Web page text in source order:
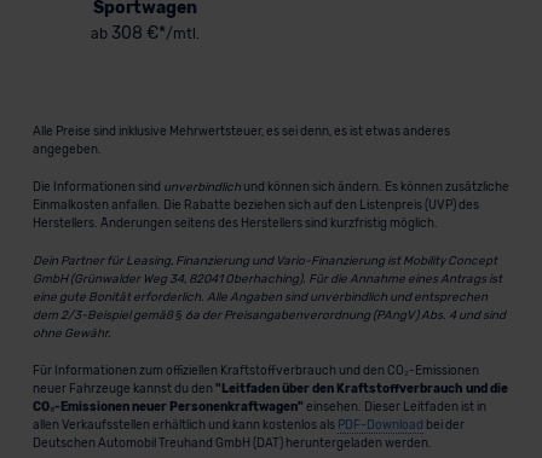
Sportwagen
ab 308 €*/mtl.
Alle Preise sind inklusive Mehrwertsteuer, es sei denn, es ist etwas anderes
angegeben.
Die Informationen sind unverbindlichund können sich ändern. Es können zusätzliche
Einmalkosten anfallen. Die Rabatte beziehen sich auf den Listenpreis (UVP) des
Herstellers. Änderungen seitens des Herstellers sind kurzfristig möglich.
Dein Partner für Leasing, Finanzierung und Vario-Finanzierung ist Mobility Concept
GmbH (Grünwalder Weg 34, 82041 Oberhaching). Für die Annahme eines Antrags ist
eine gute Bonität erforderlich. Alle Angaben sind unverbindlich und entsprechen
dem 2/3-Beispiel gemäß § 6a der Preisangabenverordnung (PAngV) Abs. 4 und sind
ohne Gewähr.
Für Informationen zum offiziellen Kraftstoffverbrauch und den CO₂-Emissionen
neuer Fahrzeuge kannst du den "Leitfaden über den Kraftstoffverbrauch und die
CO₂-Emissionen neuer Personenkraftwagen" einsehen. Dieser Leitfaden ist in
allen Verkaufsstellen erhältlich und kann kostenlos als PDF-Download bei der
Deutschen Automobil Treuhand GmbH (DAT) heruntergeladen werden.